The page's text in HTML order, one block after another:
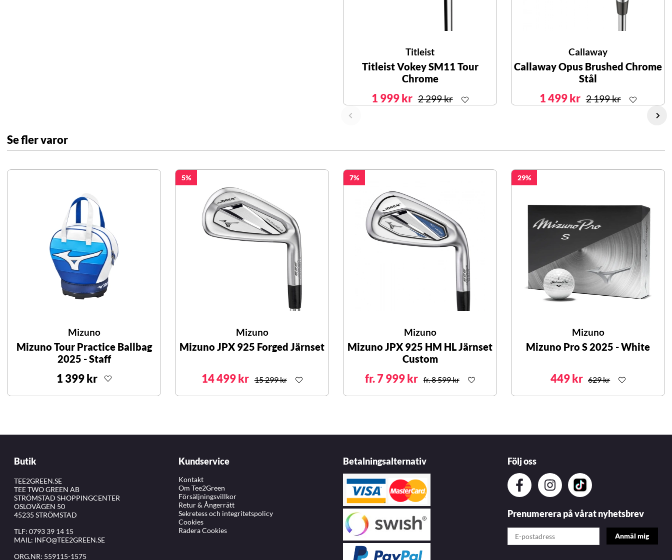
Titleist
Titleist Vokey SM11 Tour
Chrome
1 999 kr 2 299 kr
Callaway
Callaway Opus Brushed Chrome
Stål
1 499 kr 2 199 kr
Se fler varor
Mizuno
Mizuno Tour Practice Ballbag
2025 - Staff
1 399 kr
5
Mizuno
Mizuno JPX 925 Forged Järnset
14 499 kr 15 299 kr
7
Mizuno
Mizuno JPX 925 HM HL Järnset
Custom
fr. 7 999 kr fr. 8 599 kr
29
Mizuno
Mizuno Pro S 2025 - White
449 kr 629 kr
Butik
TEE2GREEN.SE
TEE TWO GREEN AB
STRÖMSTAD SHOPPINGCENTER
OSLOVÄGEN 50
45235 STRÖMSTAD
TLF: 0793 39 14 15
MAIL: INFO@TEE2GREEN.SE
ORG.NR: 559115-1575
Kundservice
Kontakt
Om Tee2Green
Försäljningsvillkor
Retur & Ångerrätt
Sekretess och integritetspolicy
Cookies
Radera Cookies
Betalningsalternativ Följ oss
Prenumerera på vårat nyhetsbrev